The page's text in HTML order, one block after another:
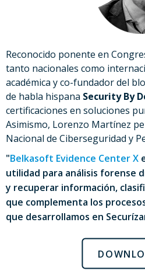
Reconocido ponente en
tanto nacionales como
académica y co-fundador del
de habla hispana Security By
certificaciones en soluciones
Asimismo, Lorenzo Martínez
Nacional de Ciberseguridad y
"Belkasoft Evidence Center X
utilidad para análisis forense
y recuperar información,
que complementa los
que desarrollamos en